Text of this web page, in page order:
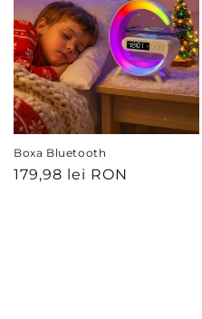
Boxa Bluetooth
Preț
179,98 lei RON